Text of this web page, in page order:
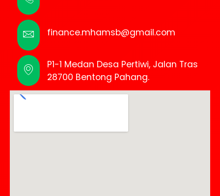
finance.mhamsb@gmail.com
P1-1 Medan Desa Pertiwi, Jalan Tras
28700 Bentong Pahang.